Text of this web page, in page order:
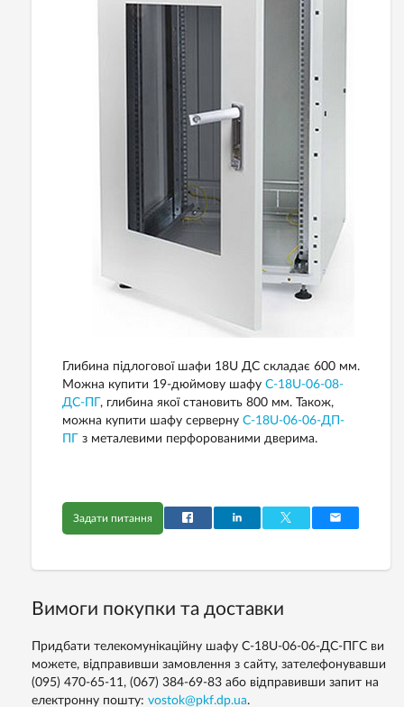
Глибина підлогової шафи 18U ДС складає 600 мм.
Можна купити 19-дюймову шафу С-18U-06-08-
ДС-ПГ , глибина якої становить 800 мм. Також,
можна купити шафу серверну С-18U-06-06-ДП-
з металевими перфорованими дверима.
Задати питання
Вимоги покупки та доставки
Придбати телекомунікаційну шафу С-18U-06-06-ДС-ПГС ви
можете, відправивши замовлення з сайту, зателефонувавши
(095) 470-65-11, (067) 384-69-83 або відправивши запит на
електронну пошту: vostok@pkf.dp.ua.